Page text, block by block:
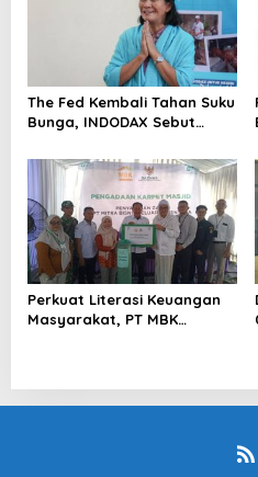
The Fed Kembali Tahan Suku
Bunga, INDODAX Sebut
Sentimen Pasar
Perkuat Literasi Keuangan
Masyarakat, PT MBK